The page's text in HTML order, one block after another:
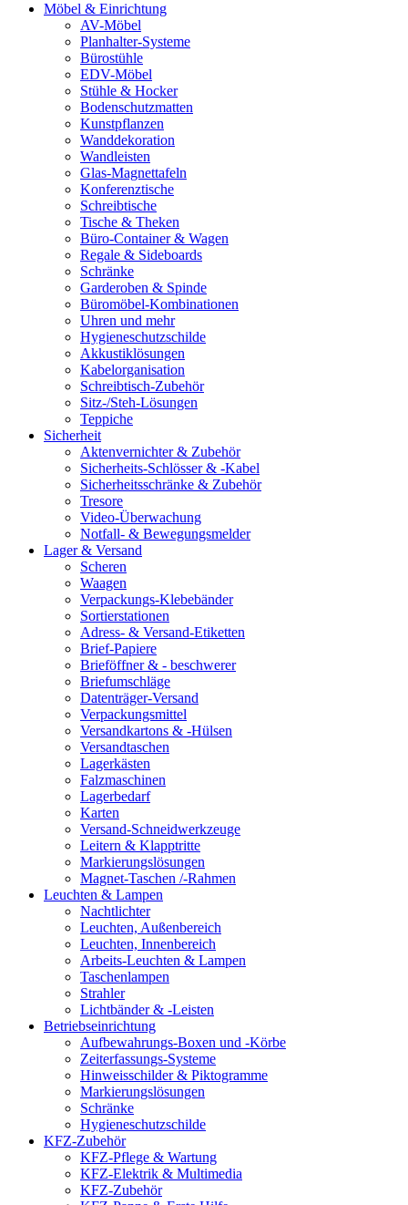
Möbel & Einrichtung
AV-Möbel
Planhalter-Systeme
Bürostühle
EDV-Möbel
Stühle & Hocker
Bodenschutzmatten
Kunstpflanzen
Wanddekoration
Wandleisten
Glas-Magnettafeln
Konferenztische
Schreibtische
Tische & Theken
Büro-Container & Wagen
Regale & Sideboards
Schränke
Garderoben & Spinde
Büromöbel-Kombinationen
Uhren und mehr
Hygieneschutzschilde
Akkustiklösungen
Kabelorganisation
Schreibtisch-Zubehör
Sitz-/Steh-Lösungen
Teppiche
Sicherheit
Aktenvernichter & Zubehör
Sicherheits-Schlösser & -Kabel
Sicherheitsschränke & Zubehör
Tresore
Video-Überwachung
Notfall- & Bewegungsmelder
Lager & Versand
Scheren
Waagen
Verpackungs-Klebebänder
Sortierstationen
Adress- & Versand-Etiketten
Brief-Papiere
Brieföffner & - beschwerer
Briefumschläge
Datenträger-Versand
Verpackungsmittel
Versandkartons & -Hülsen
Versandtaschen
Lagerkästen
Falzmaschinen
Lagerbedarf
Karten
Versand-Schneidwerkzeuge
Leitern & Klapptritte
Markierungslösungen
Magnet-Taschen /-Rahmen
Leuchten & Lampen
Nachtlichter
Leuchten, Außenbereich
Leuchten, Innenbereich
Arbeits-Leuchten & Lampen
Taschenlampen
Strahler
Lichtbänder & -Leisten
Betriebseinrichtung
Aufbewahrungs-Boxen und -Körbe
Zeiterfassungs-Systeme
Hinweisschilder & Piktogramme
Markierungslösungen
Schränke
Hygieneschutzschilde
KFZ-Zubehör
KFZ-Pflege & Wartung
KFZ-Elektrik & Multimedia
KFZ-Zubehör